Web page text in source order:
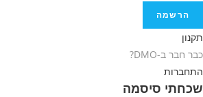
הרשמה
תקנון
כבר חבר ב-DMO?
התחברות
שכחתי סיסמה